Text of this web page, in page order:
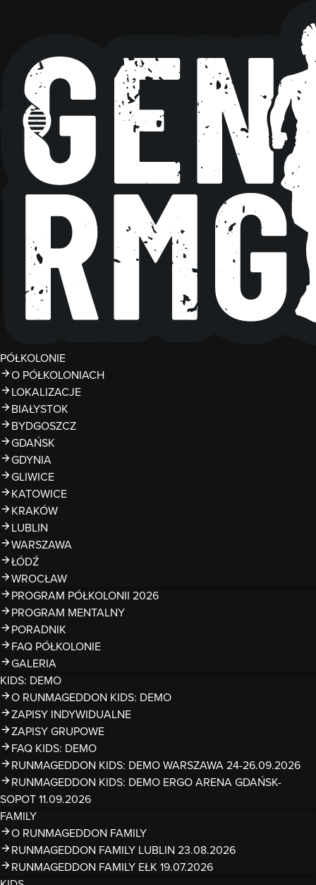
PÓŁKOLONIE
O PÓŁKOLONIACH
LOKALIZACJE
BIAŁYSTOK
BYDGOSZCZ
GDAŃSK
GDYNIA
GLIWICE
KATOWICE
KRAKÓW
LUBLIN
WARSZAWA
ŁÓDŹ
WROCŁAW
PROGRAM PÓŁKOLONII 2026
PROGRAM MENTALNY
PORADNIK
FAQ PÓŁKOLONIE
GALERIA
KIDS: DEMO
O RUNMAGEDDON KIDS: DEMO
ZAPISY INDYWIDUALNE
ZAPISY GRUPOWE
FAQ KIDS: DEMO
RUNMAGEDDON KIDS: DEMO WARSZAWA 24-26.09.2026
RUNMAGEDDON KIDS: DEMO ERGO ARENA GDAŃSK-
SOPOT 11.09.2026
FAMILY
O RUNMAGEDDON FAMILY
RUNMAGEDDON FAMILY LUBLIN 23.08.2026
RUNMAGEDDON FAMILY EŁK 19.07.2026